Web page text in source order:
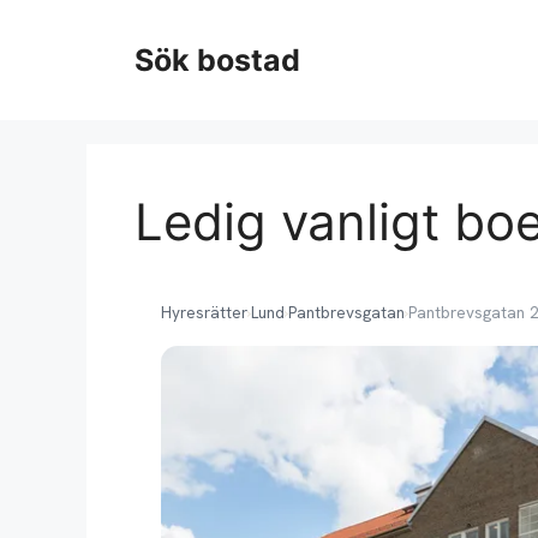
Sök bostad
Ledig vanligt
Hyresrätter›Lund›Pantbrevsgatan›Pantbrevsgatan